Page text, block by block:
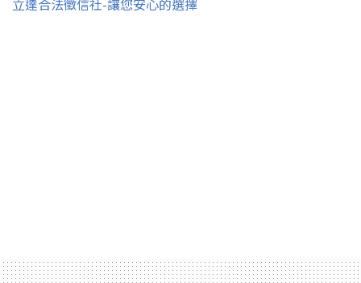
立達合法徵信社-讓您安心的選擇